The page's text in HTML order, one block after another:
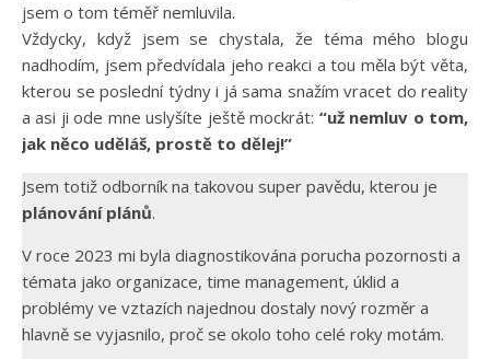
jsem o tom téměř nemluvila.
Vždycky, když jsem se chystala, že téma mého blogu
nadhodím, jsem předvídala jeho reakci a tou měla být věta,
kterou se poslední týdny i já sama snažím vracet do reality
a asi ji ode mne uslyšíte ještě mockrát: “už nemluv o tom,
jak něco uděláš, prostě to dělej!”
Jsem totiž odborník na takovou super pavědu, kterou je
plánování plánů.
V roce 2023 mi byla diagnostikována porucha pozornosti a
témata jako organizace, time management, úklid a
problémy ve vztazích najednou dostaly nový rozměr a
hlavně se vyjasnilo, proč se okolo toho celé roky motám.